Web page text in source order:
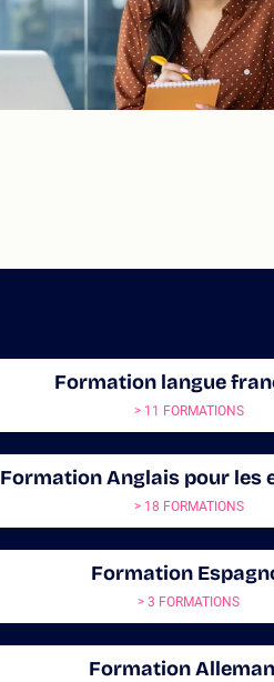
Formation langue
> 11 FORMATIONS
Formation Anglais pour les
> 18 FORMATIONS
Formation
> 3 FORMATIONS
Formation